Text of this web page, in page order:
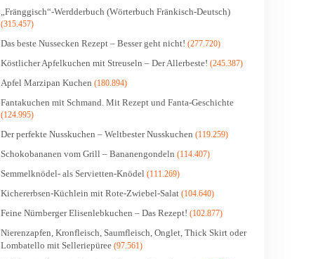
„Fränggisch“-Werdderbuch (Wörterbuch Fränkisch-Deutsch)
(315.457)
Das beste Nussecken Rezept – Besser geht nicht! (277.720)
Köstlicher Apfelkuchen mit Streuseln – Der Allerbeste! (245.387)
Apfel Marzipan Kuchen (180.894)
Fantakuchen mit Schmand. Mit Rezept und Fanta-Geschichte
(124.995)
Der perfekte Nusskuchen – Weltbester Nusskuchen (119.259)
Schokobananen vom Grill – Bananengondeln (114.407)
Semmelknödel- als Servietten-Knödel (111.269)
Kichererbsen-Küchlein mit Rote-Zwiebel-Salat (104.640)
Feine Nürnberger Elisenlebkuchen – Das Rezept! (102.877)
Nierenzapfen, Kronfleisch, Saumfleisch, Onglet, Thick Skirt oder
Lombatello mit Selleriepüree (97.561)